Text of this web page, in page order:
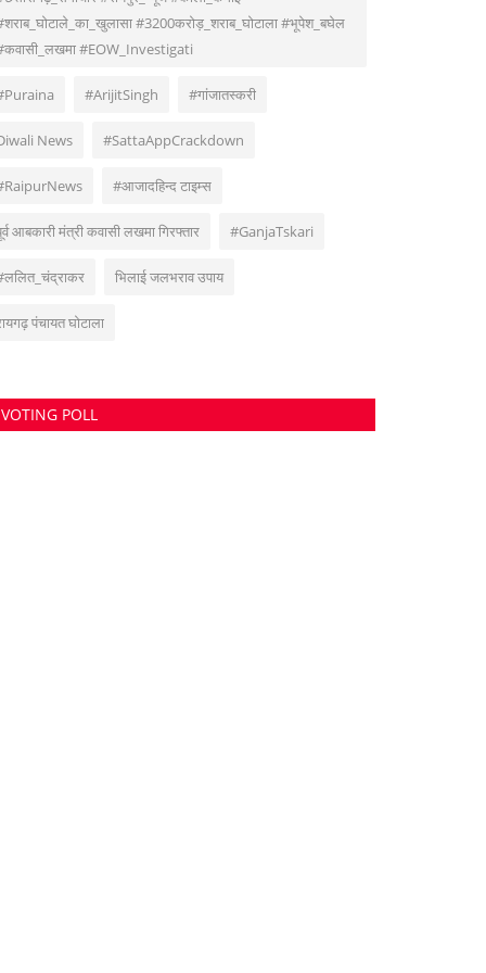
#3200करोड़_शराब_घोटाला #भूपेश_बघेल
#EOW_Investigati
#ArijitSingh #गांजातस्करी
News #SattaAppCrackdown
#आजादहिन्द टाइम्स
आबकारी मंत्री कवासी लखमा गिरफ्तार #GanjaTskari
भिलाई जलभराव उपाय
पंचायत घोटाला
VOTING POLL